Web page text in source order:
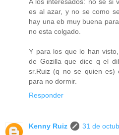
A los interesados: no se si
es al azar, y no se como
hay una eb muy buena
no esta colgado.
Y para los que lo han
de Gozilla que dice q el
sr.Ruiz (q no se quien es)
para no dormir.
Responder
Kenny Ruiz
31 de